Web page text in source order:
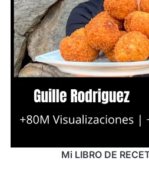
Mi LIBRO DE